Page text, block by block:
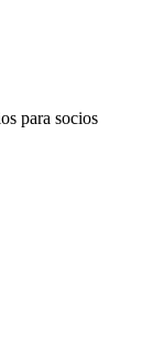
para socios